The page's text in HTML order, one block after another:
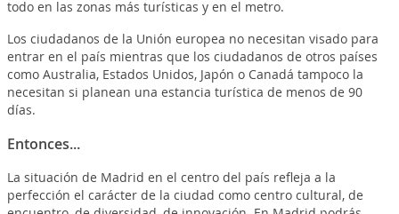
todo en las zonas más turísticas y en el metro.
Los ciudadanos de la Unión europea no necesitan visado para
entrar en el país mientras que los ciudadanos de otros países
como Australia, Estados Unidos, Japón o Canadá tampoco la
necesitan si planean una estancia turística de menos de 90
días.
Entonces...
La situación de Madrid en el centro del país refleja a la
perfección el carácter de la ciudad como centro cultural, de